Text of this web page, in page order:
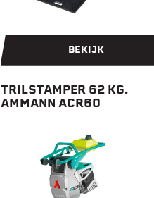
BEKIJK
TRILSTAMPER 62 KG.
AMMANN ACR60